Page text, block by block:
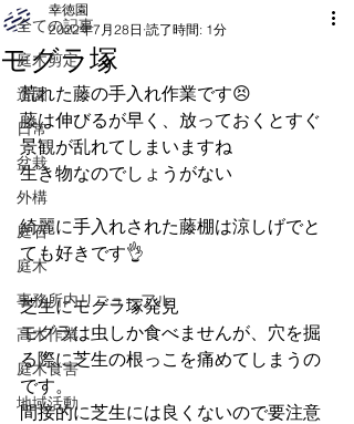
全ての記事
庭木剪定
造園
日常
盆栽
外構
庭石
庭木
事務所内リニューアル
高木作業
庭木食害
地域活動
モグラ塚
幸徳園
2022年7月28日 読了時間: 1分
荒れた藤の手入れ作業です😣
藤は伸びるが早く、放っておくとすぐ
景観が乱れてしまいますね
生き物なのでしょうがない
綺麗に手入れされた藤棚は涼しげでと
ても好きです👌
芝生にモグラ塚発見
モグラは虫しか食べませんが、穴を掘
る際に芝生の根っこを痛めてしまうの
です。
間接的に芝生には良くないので要注意